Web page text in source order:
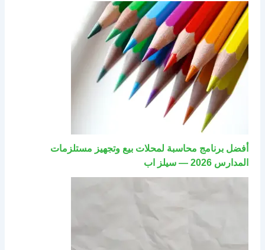
أفضل برنامج محاسبة لمحلات بيع وتجهيز مستلزمات
المدارس 2026 — سيلز اب